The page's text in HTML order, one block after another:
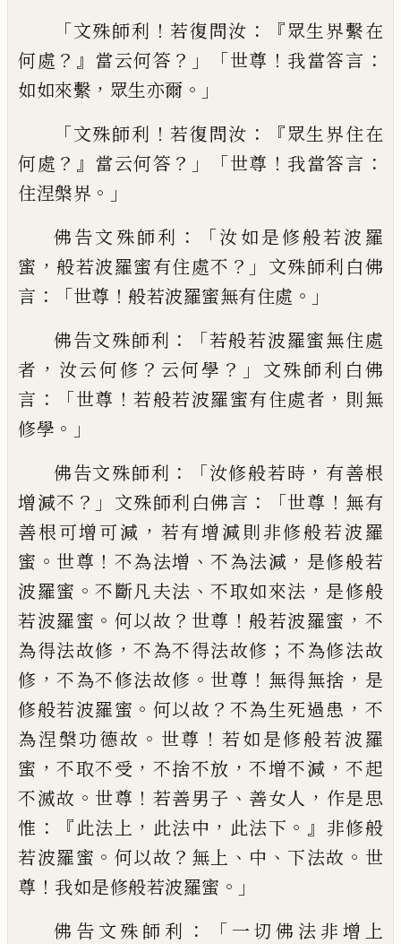
「文殊師利 ！若復問汝 ：『眾生界繫在
何處 ？』 當云何答 ？」「世尊 ！ 我當答言 ：
如如來繫 ， 眾生亦爾 。」
「文殊師利 ！若復問汝 ：『眾生界住在
何處 ？』 當云何答 ？」「世尊 ！ 我當答言 ：
住涅槃界 。」
佛告文殊師利 ：「汝如是修般若波羅
蜜 ， 般若波羅蜜有住處不 ？」 文殊師利白佛
言 ：「世尊 ！ 般若波羅蜜無有住處 。」
佛告文殊師利 ：「若般若波羅蜜無住處
者 ， 汝云何修 ？ 云何學 ？」 文殊師利白佛
言 ：「世尊 ！若般若波羅蜜有住處者 ， 則無
修學 。」
佛告文殊師利 ：「汝修般若時 ， 有善根
增減不 ？」 文殊師利白佛言 ：「世尊 ！ 無有
善根可增可減 ， 若有增減則非修般若波羅
蜜 。 世尊 ！ 不為法增 、不為法減 ， 是修般若
波羅蜜 。不斷凡夫法 、不取如來法 ， 是修般
若波羅蜜 。 何以故 ？ 世尊 ！ 般若波羅蜜 ， 不
為得法故修 ，不為不得法故修 ； 不為修法故
修 ，不為不修法故修 。 世尊 ！ 無得無捨 ， 是
修般若波羅蜜 。 何以故 ？ 不為生死過患 ， 不
為涅槃功德故 。 世尊 ！ 若如是修般若波羅
蜜 ，不取不受 ， 不捨不放 ，不增不減 ，不起
不滅故 。 世尊 ！ 若善男子 、 善女人 ， 作是思
惟 ：『此法上 ， 此法中 ， 此法下 。』 非修般
若波羅蜜 。 何以故 ？ 無上 、 中 、 下法故 。 世
尊 ！ 我如是修般若波羅蜜 。」
佛告文殊師利 ：「 一切佛法非增 上